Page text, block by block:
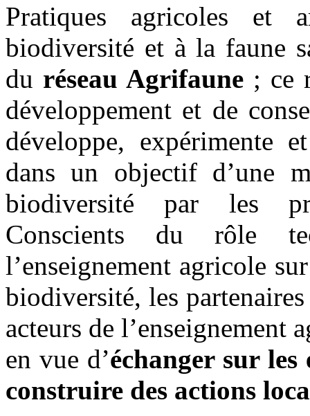
Pratiques agricoles et
biodiversité et à la faune
du réseau Agrifaune ; ce
développement et de
développe, expérimente
dans un objectif d’une
biodiversité par les
Conscients du rôle
l’enseignement agricole
biodiversité, les
acteurs de l’enseignement
en vue d’échanger sur les
construire des actions